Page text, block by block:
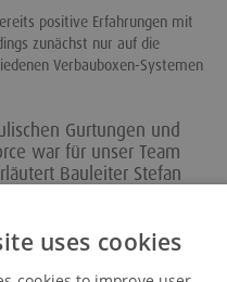
positive Erfahrungen mit
zunächst nur auf die
Verbauboxen-Systemen
Gurtungen und
war für unser Team
Bauleiter Stefan
ersten Einsatz bei
Einbauphase ein Team von
uses cookies